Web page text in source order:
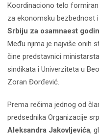
Koordinaciono telo
za ekonomsku bezbednost
Srbiju za osamnaest
Među njima je najviše onih
čine predstavnici
sindikata i Univerziteta u
Zoran Đorđević.
Prema rečima jednog od
predsednika Organizacije
Aleksandra Jakovljevića,